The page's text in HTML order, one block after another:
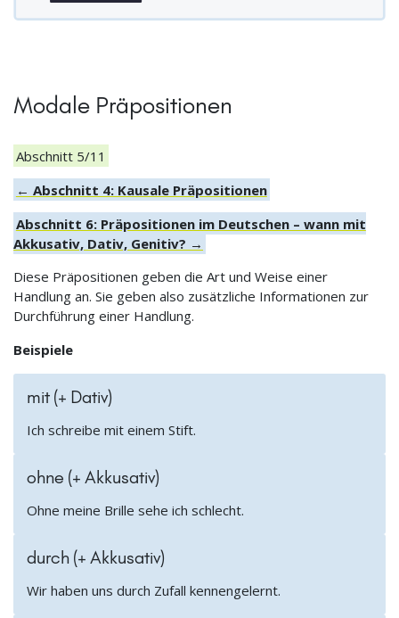
Modale Präpositionen
Abschnitt 5/11
← Abschnitt 4: Kausale Präpositionen
Abschnitt 6: Präpositionen im Deutschen – wann mit
Akkusativ, Dativ, Genitiv? →
Diese Präpositionen geben die Art und Weise einer
Handlung an. Sie geben also zusätzliche Informationen zur
Durchführung einer Handlung.
Beispiele
mit (+ Dativ)
Ich schreibe mit einem Stift.
ohne (+ Akkusativ)
Ohne meine Brille sehe ich schlecht.
durch (+ Akkusativ)
Wir haben uns durch Zufall kennengelernt.